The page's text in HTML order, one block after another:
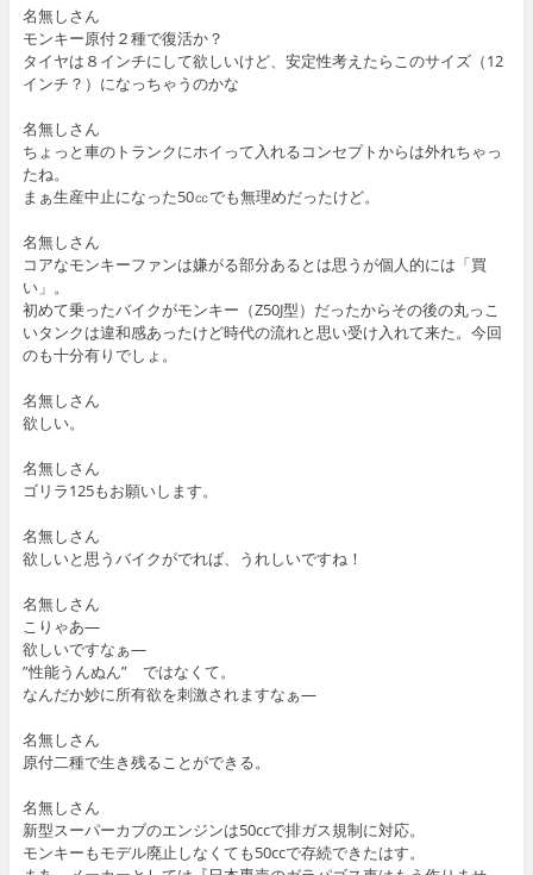
名無しさん
モンキー原付２種で復活か？
タイヤは８インチにして欲しいけど、安定性考えたらこのサイズ（12
インチ？）になっちゃうのかな
名無しさん
ちょっと車のトランクにホイって入れるコンセプトからは外れちゃっ
たね。
まぁ生産中止になった50㏄でも無理めだったけど。
名無しさん
コアなモンキーファンは嫌がる部分あるとは思うが個人的には「買
い」。
初めて乗ったバイクがモンキー（Z50J型）だったからその後の丸っこ
いタンクは違和感あったけど時代の流れと思い受け入れて来た。今回
のも十分有りでしょ。
名無しさん
欲しい。
名無しさん
ゴリラ125もお願いします。
名無しさん
欲しいと思うバイクがでれば、うれしいですね！
名無しさん
こりゃあ―
欲しいですなぁ―
”性能うんぬん” ではなくて。
なんだか妙に所有欲を刺激されますなぁ―
名無しさん
原付二種で生き残ることができる。
名無しさん
新型スーパーカブのエンジンは50ccで排ガス規制に対応。
モンキーもモデル廃止しなくても50ccで存続できたはす。